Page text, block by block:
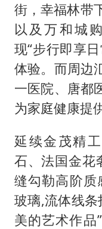
街，幸福林带
以及万和城
现“步行即享
体验。而周边
一医院、唐都
为家庭健康提
延续金茂精
石、法国金花
缝勾勒高阶质
玻璃,流体线条
美的艺术作品